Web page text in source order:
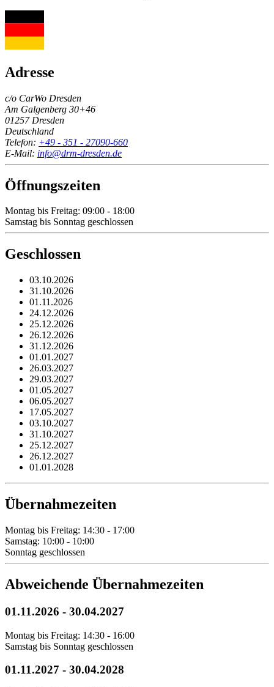
Adresse
c/o CarWo Dresden
Am Galgenberg 30+46
01257 Dresden
Deutschland
Telefon: +49 - 351 - 27090-660
E-Mail: info@drm-dresden.de
Öffnungszeiten
Montag bis Freitag: 09:00 - 18:00
Samstag bis Sonntag geschlossen
Geschlossen
03.10.2026
31.10.2026
01.11.2026
24.12.2026
25.12.2026
26.12.2026
31.12.2026
01.01.2027
26.03.2027
29.03.2027
01.05.2027
06.05.2027
17.05.2027
03.10.2027
31.10.2027
25.12.2027
26.12.2027
01.01.2028
Übernahmezeiten
Montag bis Freitag: 14:30 - 17:00
Samstag: 10:00 - 10:00
Sonntag geschlossen
Abweichende Übernahmezeiten
01.11.2026 - 30.04.2027
Montag bis Freitag: 14:30 - 16:00
Samstag bis Sonntag geschlossen
01.11.2027 - 30.04.2028